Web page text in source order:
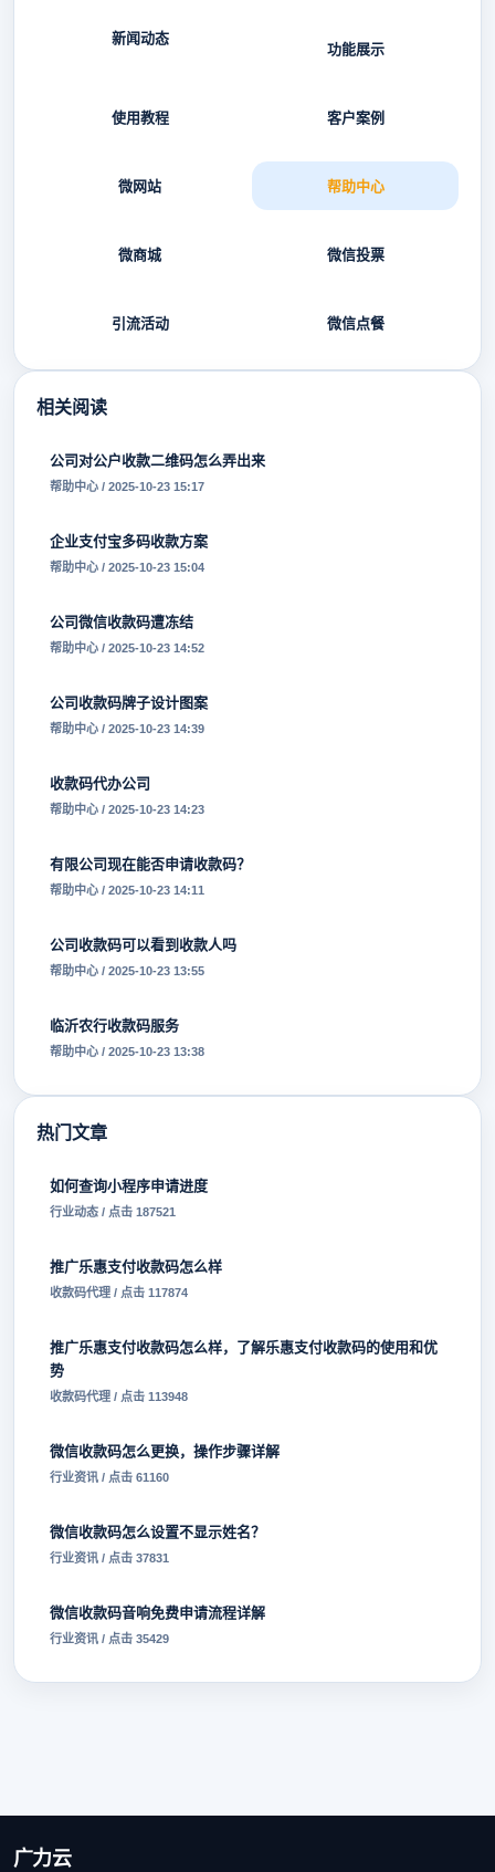
新闻动态
功能展示
使用教程 客户案例
微网站 帮助中心
微商城 微信投票
引流活动 微信点餐
相关阅读
公司对公户收款二维码怎么弄出来
帮助中心 / 2025-10-23 15:17
企业支付宝多码收款方案
帮助中心 / 2025-10-23 15:04
公司微信收款码遭冻结
帮助中心 / 2025-10-23 14:52
公司收款码牌子设计图案
帮助中心 / 2025-10-23 14:39
收款码代办公司
帮助中心 / 2025-10-23 14:23
有限公司现在能否申请收款码？
帮助中心 / 2025-10-23 14:11
公司收款码可以看到收款人吗
帮助中心 / 2025-10-23 13:55
临沂农行收款码服务
帮助中心 / 2025-10-23 13:38
热门文章
如何查询小程序申请进度
行业动态 / 点击 187521
推广乐惠支付收款码怎么样
收款码代理 / 点击 117874
推广乐惠支付收款码怎么样，了解乐惠支付收款码的使用和优
势
收款码代理 / 点击 113948
微信收款码怎么更换，操作步骤详解
行业资讯 / 点击 61160
微信收款码怎么设置不显示姓名？
行业资讯 / 点击 37831
微信收款码音响免费申请流程详解
行业资讯 / 点击 35429
广力云